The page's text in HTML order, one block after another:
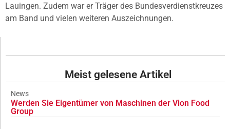
Lauingen. Zudem war er Träger des Bundesverdienstkreuzes
am Band und vielen weiteren Auszeichnungen.
Meist gelesene Artikel
News
Werden Sie Eigentümer von Maschinen der Vion Food
Group